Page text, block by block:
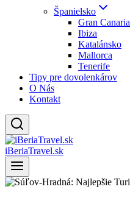
Španielsko
Gran Canaria
Ibiza
Katalánsko
Mallorca
Tenerife
Tipy pre dovolenkárov
O Nás
Kontakt
iBeriaTravel.sk